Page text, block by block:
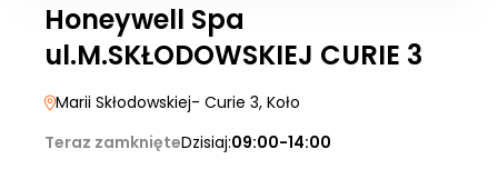
Honeywell Spa
ul.M.SKŁODOWSKIEJ CURIE 3
Marii Skłodowskiej- Curie 3, Koło
Teraz zamknięteDzisiaj:09:00-14:00